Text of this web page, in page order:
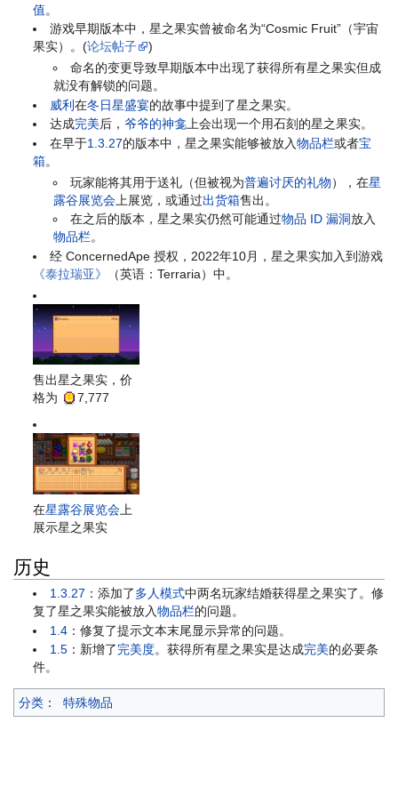
值。
游戏早期版本中，星之果实曾被命名为“Cosmic Fruit”（宇宙
果实）。(论坛帖子
)
命名的变更导致早期版本中出现了获得所有星之果实但成
就没有解锁的问题。
威利在冬日星盛宴的故事中提到了星之果实。
达成完美后，爷爷的神龛上会出现一个用石刻的星之果实。
在早于1.3.27的版本中，星之果实能够被放入物品栏或者宝
箱。
玩家能将其用于送礼（但被视为普遍讨厌的礼物），在星
露谷展览会上展览，或通过出货箱售出。
在之后的版本，星之果实仍然可能通过物品 ID 漏洞放入
物品栏。
经 ConcernedApe 授权，2022年10月，星之果实加入到游戏
《泰拉瑞亚》
（英语：Terraria）中。
售出星之果实，价
格为
7,777
在星露谷展览会 上
展示星之果实
历史
1.3.27 ：添加了多人模式中两名玩家结婚获得星之果实了。修
复了星之果实能被放入物品栏的问题。
1.4 ：修复了提示文本末尾显示异常的问题。
1.5 ：新增了完美度。获得所有星之果实是达成完美的必要条
件。
分类 ： 特殊物品